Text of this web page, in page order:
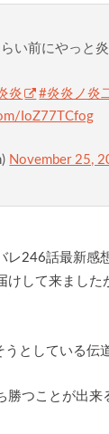
い前にやっと
炎 #炎炎ノ炎
IoZ77TCfog
November 25,
レ246話最新感
けして来ました
としている伝
つことが出来